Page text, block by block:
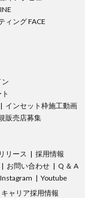
ィング FACE
インセット枠施工動画
販売店募集
リース
採用情報
お問い合わせ
Q ＆ A
Instagram
Youtube
キャリア採用情報